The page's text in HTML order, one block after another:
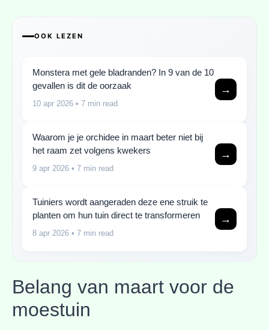
OOK LEZEN
Monstera met gele bladranden? In 9 van de 10
gevallen is dit de oorzaak
10 apr 2026 • 7 min read
→
Waarom je je orchidee in maart beter niet bij
het raam zet volgens kwekers
9 apr 2026 • 7 min read
→
Tuiniers wordt aangeraden deze ene struik te
planten om hun tuin direct te transformeren
8 apr 2026 • 7 min read
→
Belang van maart voor de
moestuin